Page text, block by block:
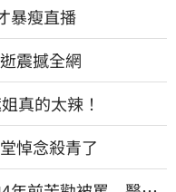
暴瘦直播
震撼全網
真的太辣！
悼念殺青了